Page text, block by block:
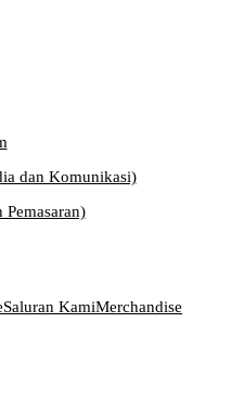
dan Komunikasi)
Saluran KamiMerchandise